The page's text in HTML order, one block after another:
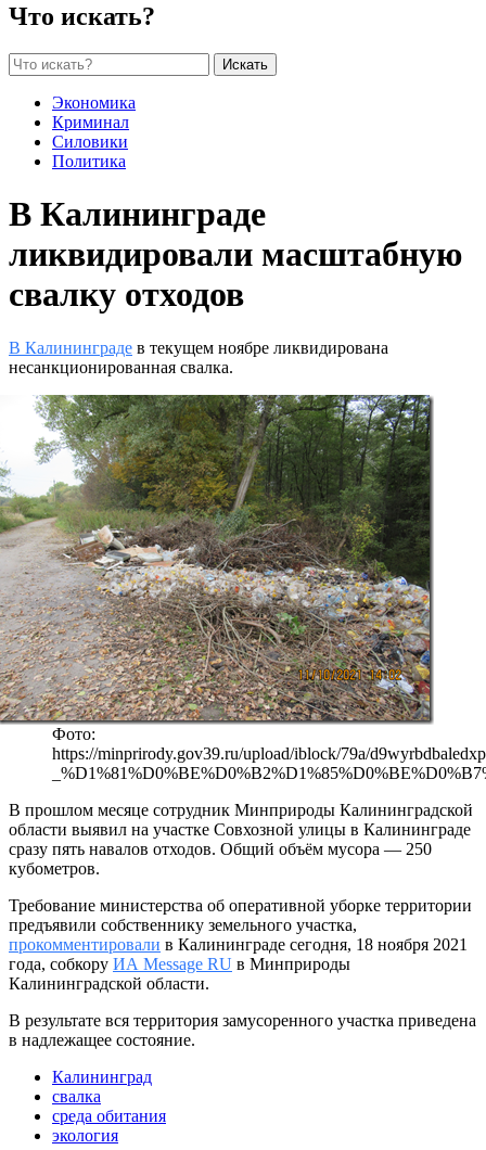
Что искать?
Искать
Экономика
Криминал
Силовики
Политика
В Калининграде
ликвидировали масштабную
свалку отходов
В Калининграде в текущем ноябре ликвидирована
несанкционированная свалка.
Фото:
https://minprirody.gov39.ru/upload/iblock/79a/
В прошлом месяце сотрудник Минприроды Калининградской
области выявил на участке Совхозной улицы в Калининграде
сразу пять навалов отходов. Общий объём мусора — 250
кубометров.
Требование министерства об оперативной уборке территории
предъявили собственнику земельного участка,
прокомментировали в Калининграде сегодня, 18 ноября 2021
года, собкору ИА Message RU в Минприроды
Калининградской области.
В результате вся территория замусоренного участка приведена
в надлежащее состояние.
Калининград
свалка
среда обитания
экология